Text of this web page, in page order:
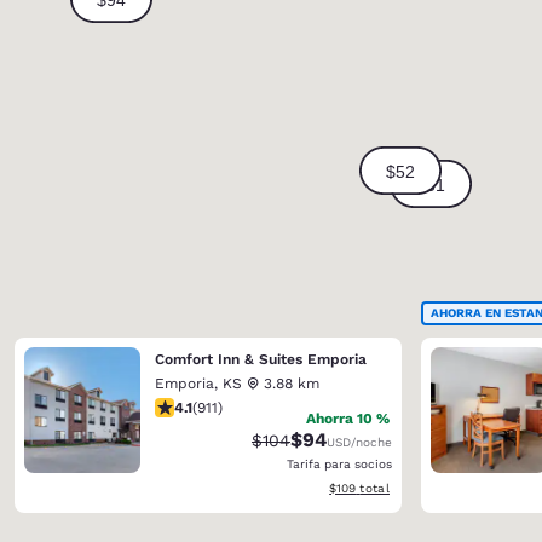
Comfort Inn & Suites Emporia
Emporia, KS
3.88 km
calificación de 4.1 estrellas. Muy bueno. 911 reseñas
4.1(911)
Ahorra 10 %
Precio tachado:
$104Precio con descuento:
$94USD/noche
Tarifa para socios
Ver detalles del total estimado
$109 total
AHORRA EN